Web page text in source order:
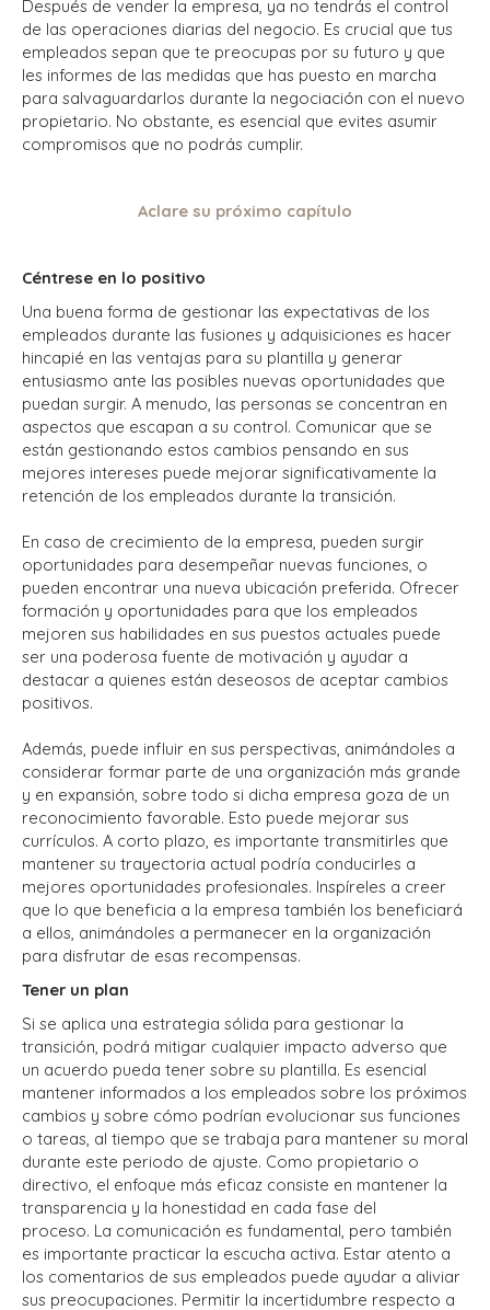
Después de vender la empresa, ya no tendrás el control
de las operaciones diarias del negocio. Es crucial que tus
empleados sepan que te preocupas por su futuro y que
les informes de las medidas que has puesto en marcha
para salvaguardarlos durante la negociación con el nuevo
propietario. No obstante, es esencial que evites asumir
compromisos que no podrás cumplir.
Aclare su próximo capítulo
Céntrese en lo positivo
Una buena forma de gestionar las expectativas de los
empleados durante las fusiones y adquisiciones es hacer
hincapié en las ventajas para su plantilla y generar
entusiasmo ante las posibles nuevas oportunidades que
puedan surgir. A menudo, las personas se concentran en
aspectos que escapan a su control. Comunicar que se
están gestionando estos cambios pensando en sus
mejores intereses puede mejorar significativamente la
retención de los empleados durante la transición.
En caso de crecimiento de la empresa, pueden surgir
oportunidades para desempeñar nuevas funciones, o
pueden encontrar una nueva ubicación preferida. Ofrecer
formación y oportunidades para que los empleados
mejoren sus habilidades en sus puestos actuales puede
ser una poderosa fuente de motivación y ayudar a
destacar a quienes están deseosos de aceptar cambios
positivos.
Además, puede influir en sus perspectivas, animándoles a
considerar formar parte de una organización más grande
y en expansión, sobre todo si dicha empresa goza de un
reconocimiento favorable. Esto puede mejorar sus
currículos. A corto plazo, es importante transmitirles que
mantener su trayectoria actual podría conducirles a
mejores oportunidades profesionales. Inspíreles a creer
que lo que beneficia a la empresa también los beneficiará
a ellos, animándoles a permanecer en la organización
para disfrutar de esas recompensas.
Tener un plan
Si se aplica una estrategia sólida para gestionar la
transición, podrá mitigar cualquier impacto adverso que
un acuerdo pueda tener sobre su plantilla. Es esencial
mantener informados a los empleados sobre los próximos
cambios y sobre cómo podrían evolucionar sus funciones
o tareas, al tiempo que se trabaja para mantener su moral
durante este periodo de ajuste. Como propietario o
directivo, el enfoque más eficaz consiste en mantener la
transparencia y la honestidad en cada fase del
proceso. La comunicación es fundamental, pero también
es importante practicar la escucha activa. Estar atento a
los comentarios de sus empleados puede ayudar a aliviar
sus preocupaciones. Permitir la incertidumbre respecto a